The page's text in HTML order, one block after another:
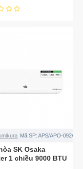
Mã SP: APS/APO-092/
SK Osaka
1 chiều 9000 BTU